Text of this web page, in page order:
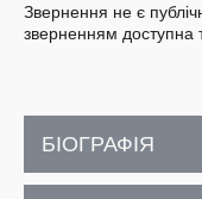
Звернення не є
зверненням доступна
БІОГРАФІЯ